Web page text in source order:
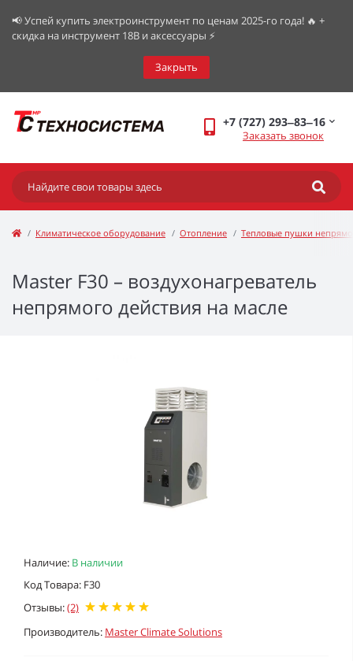
📢 Успей купить электроинструмент по ценам 2025-го года! 🔥 +
скидка на инструмент 18В и аксессуары ⚡️
Закрыть
+7 (727) 293‒83‒16
Заказать звонок
Климатическое оборудование Отопление Тепловые пушки
Master F30 – воздухонагреватель
непрямого действия на масле
Наличие: В наличии
Код Товара: F30
Отзывы:(2)
Производитель: Master Climate Solutions